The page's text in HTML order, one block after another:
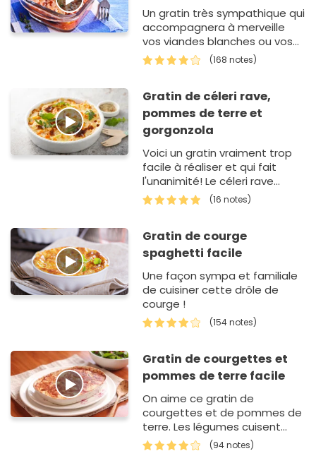
Un gratin très sympathique qui
accompagnera à merveille
vos viandes blanches ou vos
poissons.
(168 notes)
Gratin de céleri rave,
pommes de terre et
gorgonzola
Voici un gratin vraiment trop
facile à réaliser et qui fait
l'unanimité! Le céleri rave
s'associe parfaitement avec
la pomme de terre.
(16 notes)
Gratin de courge
spaghetti facile
Une façon sympa et familiale
de cuisiner cette drôle de
courge !
(154 notes)
Gratin de courgettes et
pommes de terre facile
On aime ce gratin de
courgettes et de pommes de
terre. Les légumes cuisent
dans un mélange de lait, de
crème et de noix de
(94 notes)